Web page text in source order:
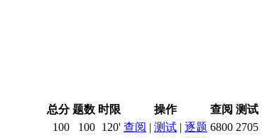
总分 题数 时限 操作 查阅 测试
100 100 120' 查阅 | 测试 | 逐题 6800 2705